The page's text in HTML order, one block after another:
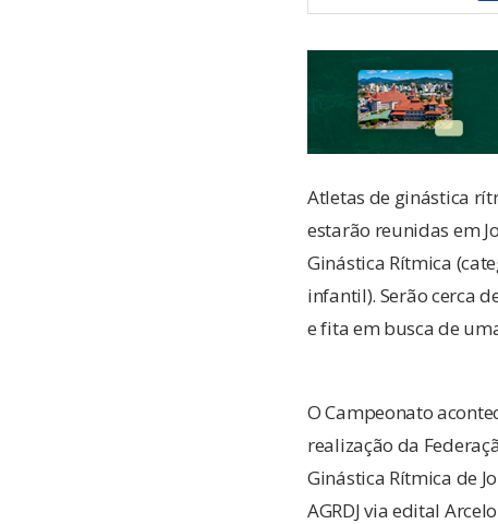
Atletas de ginástica
estarão reunidas em
Ginástica Rítmica
infantil). Serão cerca
e fita em busca de
O Campeonato
realização da
Ginástica Rítmica de
AGRDJ via edital